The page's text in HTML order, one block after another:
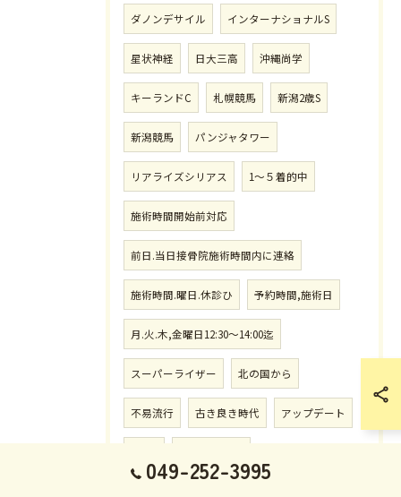
ダノンデサイル インターナショナルS
星状神経 日大三高 沖縄尚学
キーランドC 札幌競馬 新潟2歳S
新潟競馬 パンジャタワー
リアライズシリアス 1〜５着的中
施術時間開始前対応
前日.当日接骨院施術時間内に連絡
施術時間.曜日.休診ひ 予約時間,施術日
月.火.木,金曜日12:30〜14:00迄
スーパーライザー 北の国から
不易流行 古き良き時代 アップデート
049-252-3995